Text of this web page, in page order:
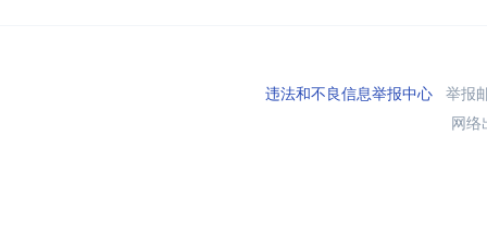
违法和不良信息举报中心举报
网